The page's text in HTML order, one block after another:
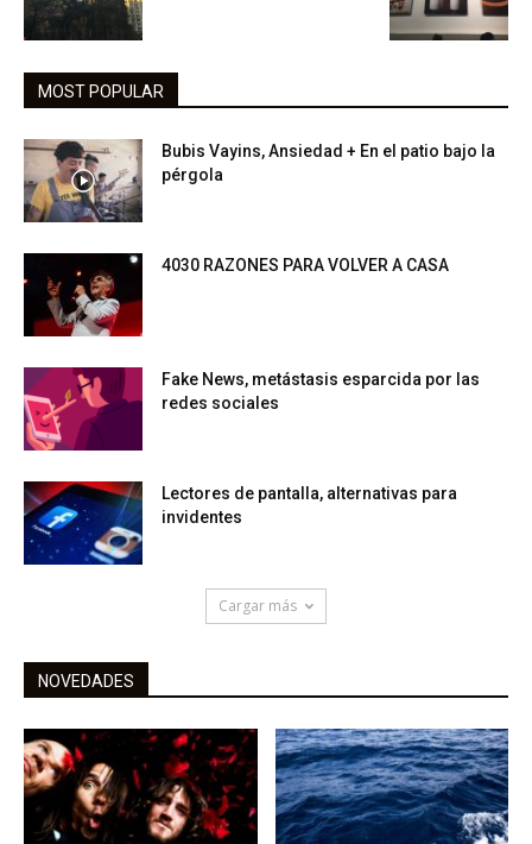
MOST POPULAR
Bubis Vayins, Ansiedad + En el patio bajo la
pérgola
4030 RAZONES PARA VOLVER A CASA
Fake News, metástasis esparcida por las
redes sociales
Lectores de pantalla, alternativas para
invidentes
Cargar más
NOVEDADES